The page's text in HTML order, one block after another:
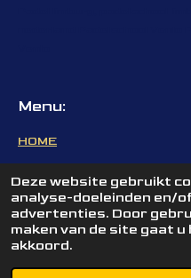
Deze website gebruikt
analyse-doeleinden en/
advertenties. Door
maken van de site gaat u
akkoord.
Menu:
HOME
TRAINING
EVENTS